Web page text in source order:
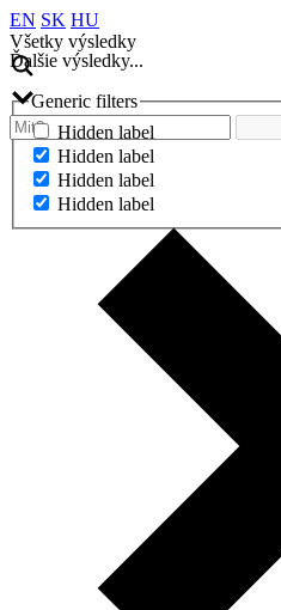
EN SK HU
Všetky výsledky
Ďalšie výsledky...
Generic filters
Hidden label
Hidden label
Hidden label
Hidden label
Ďalšie výsledky...